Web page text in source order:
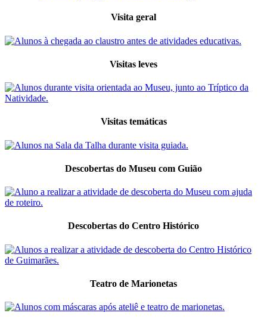
Visita geral
Visitas leves
Visitas temáticas
Descobertas do Museu com Guião
Descobertas do Centro Histórico
Teatro de Marionetas